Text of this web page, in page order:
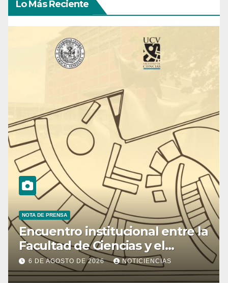
Lo Más Reciente
NOTA DE PRENSA
Encuentro institucional entre la
Facultad de Ciencias y el
Ministerio de Ciencia y
Tecnología
6 DE AGOSTO DE 2026 NOTICIENCIAS